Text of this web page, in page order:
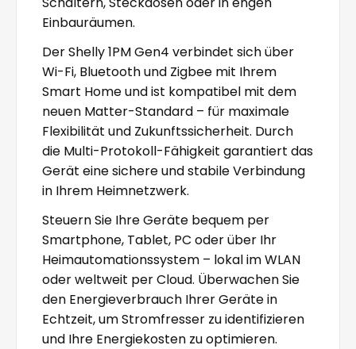
Einbauräumen.
Der Shelly 1PM Gen4 verbindet sich über
Wi-Fi, Bluetooth und Zigbee mit Ihrem
Smart Home und ist kompatibel mit dem
neuen Matter-Standard – für maximale
Flexibilität und Zukunftssicherheit. Durch
die Multi-Protokoll-Fähigkeit garantiert das
Gerät eine sichere und stabile Verbindung
in Ihrem Heimnetzwerk.
Steuern Sie Ihre Geräte bequem per
Smartphone, Tablet, PC oder über Ihr
Heimautomationssystem – lokal im WLAN
oder weltweit per Cloud. Überwachen Sie
den Energieverbrauch Ihrer Geräte in
Echtzeit, um Stromfresser zu identifizieren
und Ihre Energiekosten zu optimieren.